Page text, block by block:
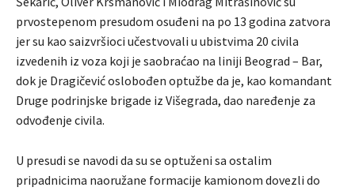
prvostepenom presudom osuđeni na po 13 godina zatvora
jer su kao saizvršioci učestvovali u ubistvima 20 civila
izvedenih iz voza koji je saobraćao na liniji Beograd – Bar,
dok je Dragičević oslobođen optužbe da je, kao komandant
Druge podrinjske brigade iz Višegrada, dao naređenje za
odvođenje civila.
U presudi se navodi da su se optuženi sa ostalim
pripadnicima naoružane formacije kamionom dovezli do